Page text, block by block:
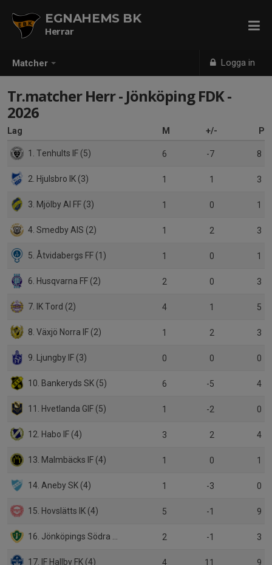
Matcher Logga in
EGNAHEMS BK
Herrar
Tr.matcher Herr - Jönköping FDK -
2026
Lag M +/- P
1. Tenhults IF (5) 6 -7 8
2. Hjulsbro IK (3) 1 1 3
3. Mjölby AI FF (3) 1 0 1
4. Smedby AIS (2) 1 2 3
5. Åtvidabergs FF (1) 1 0 1
6. Husqvarna FF (2) 2 0 3
7. IK Tord (2) 4 1 5
8. Växjö Norra IF (2) 1 2 3
9. Ljungby IF (3) 0 0 0
10. Bankeryds SK (5) 6 -5 4
11. Hvetlanda GIF (5) 1 -2 0
12. Habo IF (4) 3 2 4
13. Malmbäcks IF (4) 1 0 1
14. Aneby SK (4) 1 -3 0
15. Hovslätts IK (4) 5 -1 9
16. Jönköpings Södra IF P19 2 -1 3
17. IF Hallby FK (4) 4 11 9